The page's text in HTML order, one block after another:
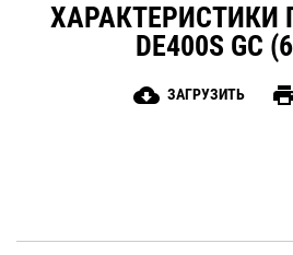
ХАРАКТЕРИСТИКИ
DE400S GC
cloud_download ЗАГРУЗИТЬ